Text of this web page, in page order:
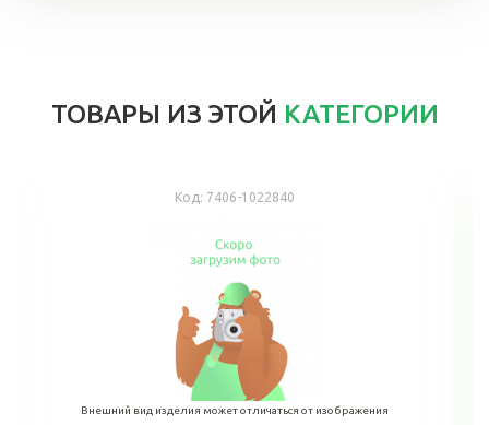
ТОВАРЫ ИЗ ЭТОЙ КАТЕГОРИИ
Код: 7406-1022840
Внешний вид изделия может отличаться от изображения